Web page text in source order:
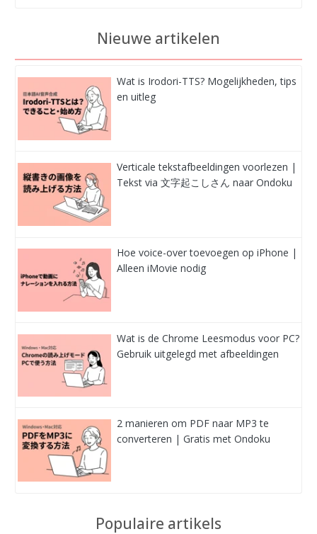
Nieuwe artikelen
Wat is Irodori-TTS? Mogelijkheden, tips
en uitleg
Verticale tekstafbeeldingen voorlezen |
Tekst via 文字起こしさん naar Ondoku
Hoe voice-over toevoegen op iPhone |
Alleen iMovie nodig
Wat is de Chrome Leesmodus voor PC?
Gebruik uitgelegd met afbeeldingen
2 manieren om PDF naar MP3 te
converteren | Gratis met Ondoku
Populaire artikels